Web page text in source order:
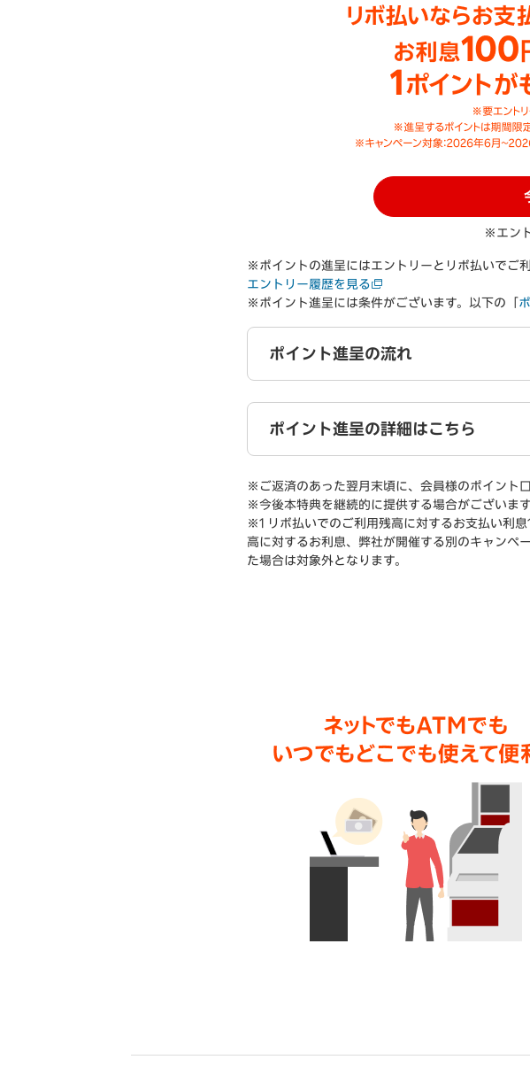
※エン
※ポイントの進呈にはエントリーとリボ払いでご
エントリー履歴を見る
※ポイント進呈には条件がございます。以下の「
ポイント進呈の流れ
ポイント進呈の詳細はこちら
※ご返済のあった翌月末頃に、会員様のポイント
※今後本特典を継続的に提供する場合がございます
※1 リボ払いでのご利用残高に対するお支払い利
高に対するお利息、弊社が開催する別のキャンペ
た場合は対象外となります。